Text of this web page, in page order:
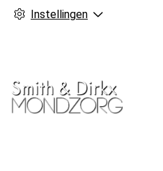
Instellingen